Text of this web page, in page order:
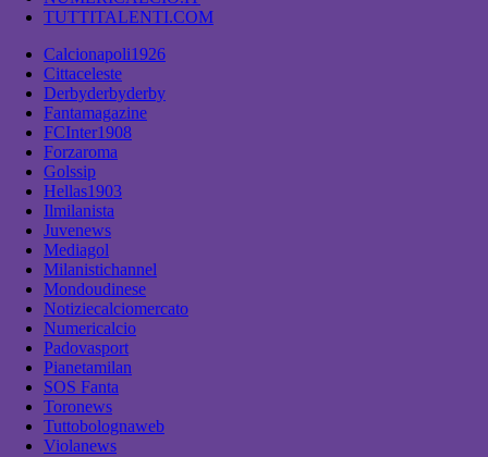
TUTTITALENTI.COM
Calcionapoli1926
Cittaceleste
Derbyderbyderby
Fantamagazine
FCInter1908
Forzaroma
Golssip
Hellas1903
Ilmilanista
Juvenews
Mediagol
Milanistichannel
Mondoudinese
Notiziecalciomercato
Numericalcio
Padovasport
Pianetamilan
SOS Fanta
Toronews
Tuttobolognaweb
Violanews